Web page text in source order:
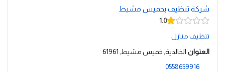
شركة تنظيف بخميس مشيط
1.0
تنظيف منازل
العنوان الخالدية, خميس مشيط, 61961
0558659916